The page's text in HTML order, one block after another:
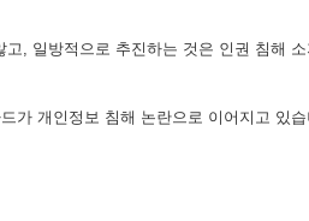
, 일방적으로 추진하는 것은 인권 침해
가 개인정보 침해 논란으로 이어지고 있습